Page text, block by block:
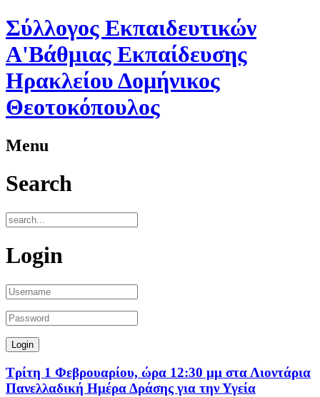
Σύλλογος Εκπαιδευτικών
A'Βάθμιας Εκπαίδευσης
Ηρακλείου Δομήνικος
Θεοτοκόπουλος
Menu
Search
Login
Τρίτη 1 Φεβρουαρίου, ώρα 12:30 μμ στα Λιοντάρια
Πανελλαδική Ημέρα Δράσης για την Υγεία